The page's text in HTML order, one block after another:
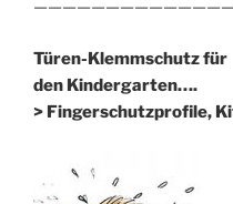
Türen-Klemmschutz für
den Kindergarten….
> Fingerschutzprofile,